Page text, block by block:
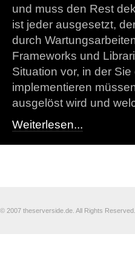
und muss den Rest
ist jeder ausgesetzt,
durch
Frameworks und
Situation vor, in der
implementieren
ausgelöst wird und
Weiterlesen...
© 2007 theserverside.de. All Rights